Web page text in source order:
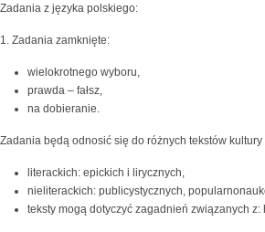
Zadania z języka polskiego:
1. Zadania zamknięte:
wielokrotnego wyboru,
prawda – fałsz,
na dobieranie.
Zadania będą odnosić się do różnych tekstów kultury
literackich: epickich i lirycznych,
nieliterackich: publicystycznych,
teksty mogą dotyczyć zagadnień związanych z: